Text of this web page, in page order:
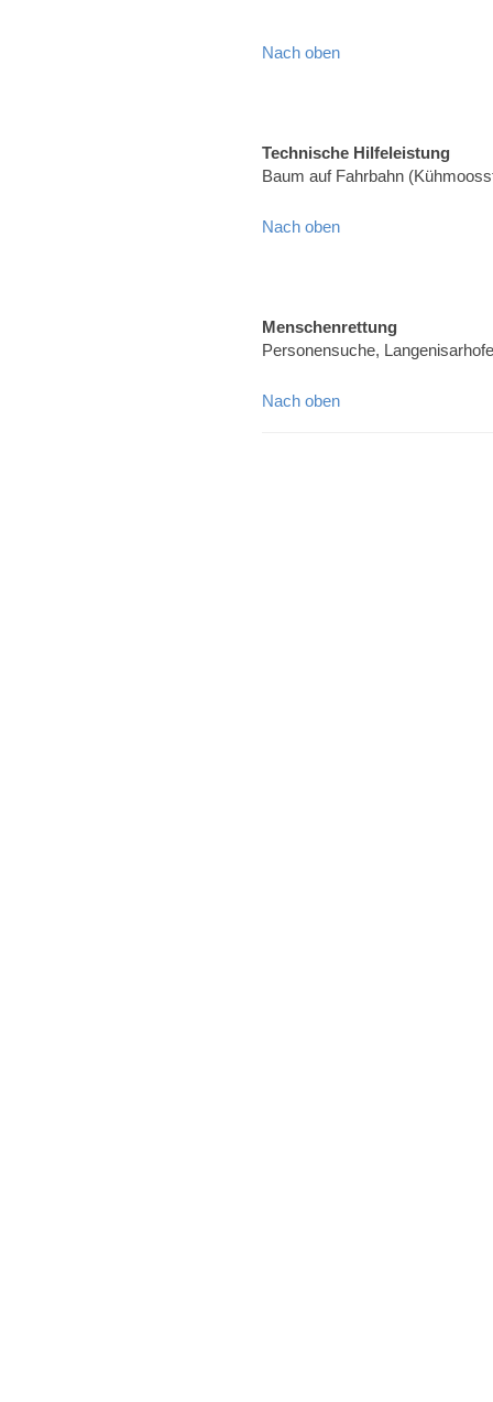
Nach oben
Technische Hilfeleistung
Baum auf Fahrbahn
Nach oben
Menschenrettung
Personensuche,
Nach oben